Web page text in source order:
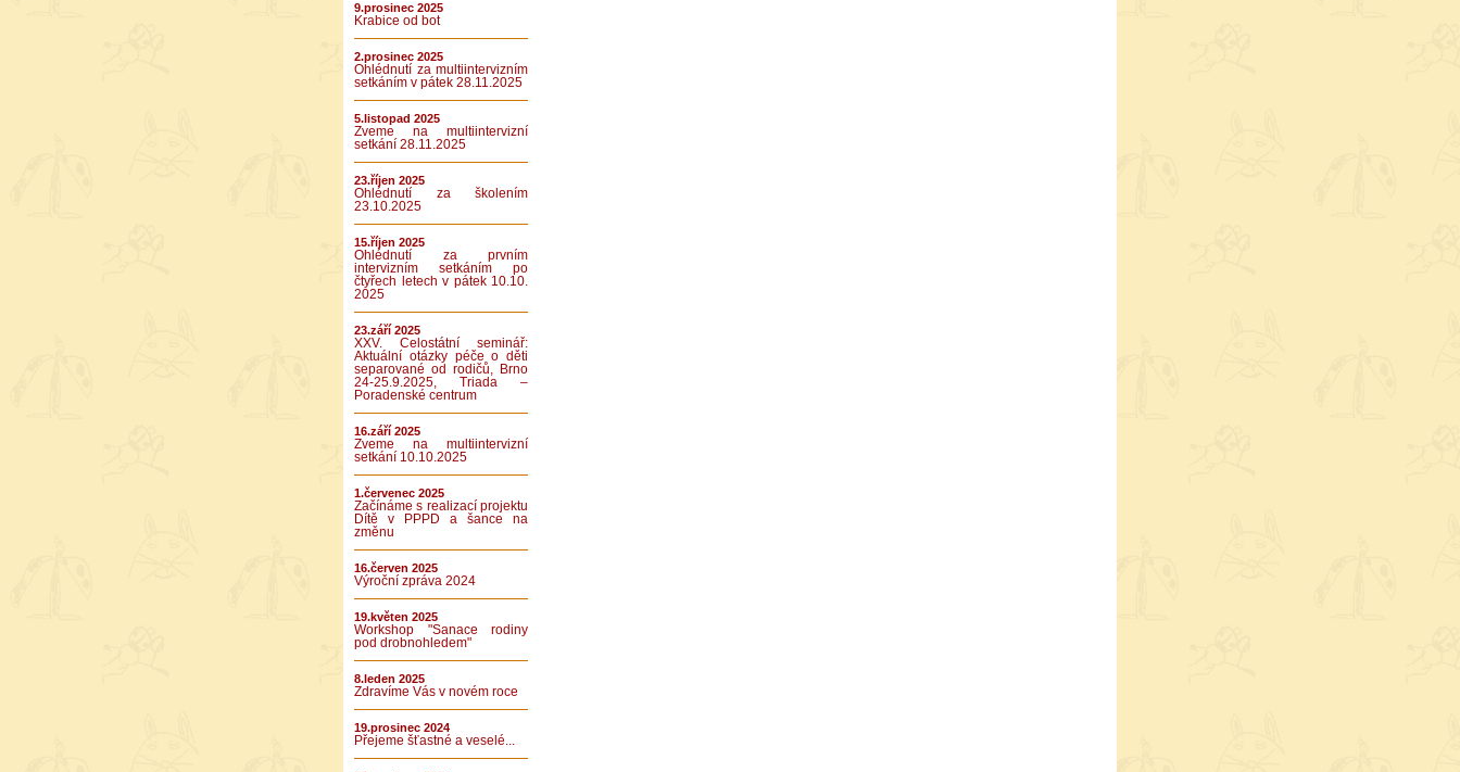
9.prosinec 2025
Krabice od bot
2.prosinec 2025
Ohlédnutí za multiintervizním
setkáním v pátek 28.11.2025
5.listopad 2025
Zveme na multiintervizní
setkání 28.11.2025
23.říjen 2025
Ohlédnutí za školením
23.10.2025
15.říjen 2025
Ohlédnutí za prvním
intervizním setkáním po
čtyřech letech v pátek 10.10.
2025
23.září 2025
XXV. Celostátní seminář:
Aktuální otázky péče o děti
separované od rodičů, Brno
24-25.9.2025, Triada –
Poradenské centrum
16.září 2025
Zveme na multiintervizní
setkání 10.10.2025
1.červenec 2025
Začínáme s realizací projektu
Dítě v PPPD a šance na
změnu
16.červen 2025
Výroční zpráva 2024
19.květen 2025
Workshop "Sanace rodiny
pod drobnohledem"
8.leden 2025
Zdravíme Vás v novém roce
19.prosinec 2024
Přejeme šťastné a veselé...